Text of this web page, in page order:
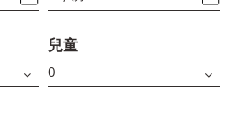
兒童